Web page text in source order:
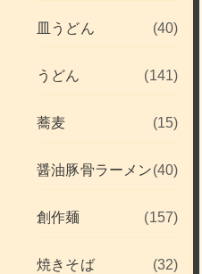
皿うどん (40)
うどん (141)
蕎麦 (15)
醤油豚骨ラーメン(40)
創作麺 (157)
焼きそば (32)